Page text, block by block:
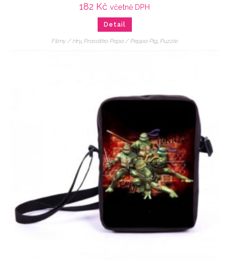
182 Kč včetně DPH
Detail
Filmy / Hry, Prasátko Pepa / Peppa Pig, Puzzle